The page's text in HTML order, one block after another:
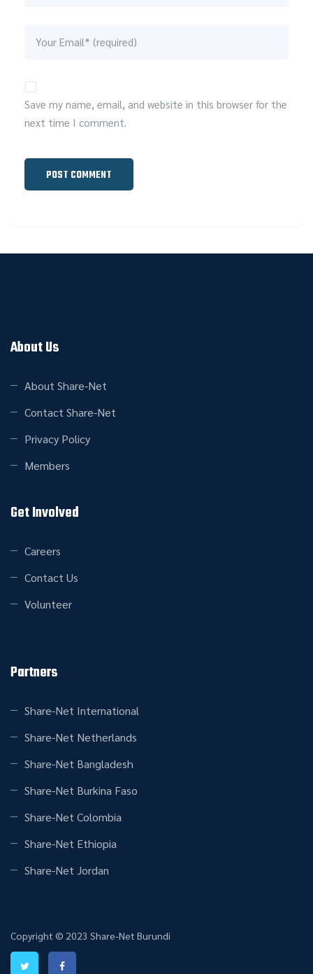
Save my name, email, and website in this browser for the
next time I comment.
About Us
About Share-Net
Contact Share-Net
Privacy Policy
Members
Get Involved
Careers
Contact Us
Volunteer
Partners
Share-Net International
Share-Net Netherlands
Share-Net Bangladesh
Share-Net Burkina Faso
Share-Net Colombia
Share-Net Ethiopia
Share-Net Jordan
Copyright © 2023 Share-Net Burundi